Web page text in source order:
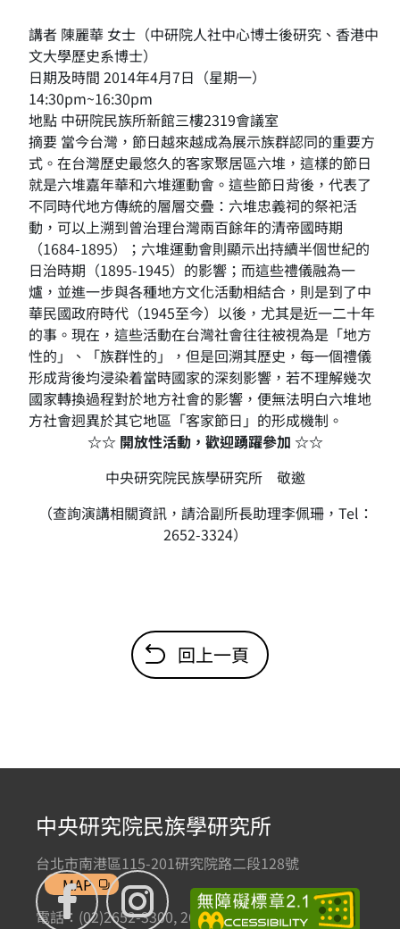
講者 陳麗華 女士（中研院人社中心博士後研究、香港中
文大學歷史系博士）
日期及時間 2014年4月7日（星期一）
14:30pm~16:30pm
地點 中研院民族所新館三樓2319會議室
摘要 當今台灣，節日越來越成為展示族群認同的重要方
式。在台灣歷史最悠久的客家聚居區六堆，這樣的節日
就是六堆嘉年華和六堆運動會。這些節日背後，代表了
不同時代地方傳統的層層交疊：六堆忠義祠的祭祀活
動，可以上溯到曾治理台灣兩百餘年的清帝國時期
（1684-1895）；六堆運動會則顯示出持續半個世紀的
日治時期（1895-1945）的影響；而這些禮儀融為一
爐，並進一步與各種地方文化活動相結合，則是到了中
華民國政府時代（1945至今）以後，尤其是近一二十年
的事。現在，這些活動在台灣社會往往被視為是「地方
性的」、「族群性的」，但是回溯其歷史，每一個禮儀
形成背後均浸染着當時國家的深刻影響，若不理解幾次
國家轉換過程對於地方社會的影響，便無法明白六堆地
方社會迥異於其它地區「客家節日」的形成機制。
☆☆ 開放性活動，歡迎踴躍參加 ☆☆
中央研究院民族學研究所 敬邀
（查詢演講相關資訊，請洽副所長助理李佩珊，Tel：
2652-3324）
回上一頁
中央研究院民族學研究所
台北市南港區115-201研究院路二段128號
MAP
電話：(02)2652-3300, 2652-3301 傳真：(02)2785-